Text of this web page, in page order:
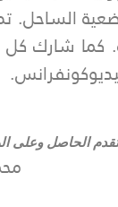
وتقييم وضعية
كما شارك
الحاصل وعلى